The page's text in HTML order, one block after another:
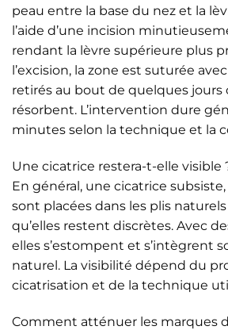
peau entre la base du nez et la
l’aide d’une incision
rendant la lèvre supérieure plus
l’excision, la zone est suturée
retirés au bout de quelques jours
résorbent. L’intervention dure
minutes selon la technique et la
Une cicatrice restera-t-elle visible
En général, une cicatrice
sont placées dans les plis
qu’elles restent discrètes. Avec
elles s’estompent et s’intègrent
naturel. La visibilité dépend du
cicatrisation et de la technique
Comment atténuer les marques